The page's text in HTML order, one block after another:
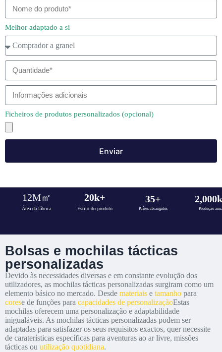
Melhor adaptado a si
Ficheiros de produtos personalizados (opcional)
Enviar
Área da fábrica
12M㎡
Estilo do produto
20k+
Países abrangidos
35+
Produção
2,000
Bolsas e mochilas tácticas
personalizadas
Devido às necessidades diversas e em constante evolução dos
utilizadores, as mochilas tácticas personalizadas surgiram como um
elemento básico no mercado. Desde materiais e tamanho para
corese de funções para capacidades de personalizaçãoEstas
mochilas oferecem uma personalização e adaptabilidade
inigualáveis. As mochilas tácticas personalizadas podem ser
adaptadas para satisfazer os seus requisitos exactos, quer necessite
de caraterísticas específicas para aventuras ao ar livre, missões
tácticas ou utilização quotidiana.